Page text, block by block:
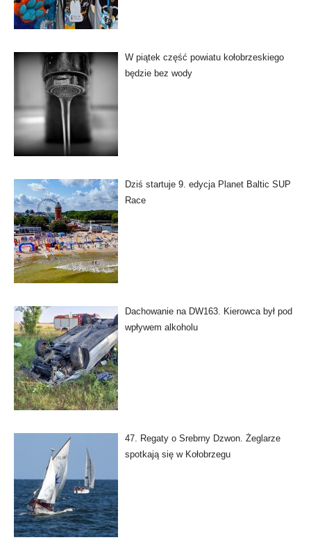
W piątek część powiatu kołobrzeskiego
będzie bez wody
Dziś startuje 9. edycja Planet Baltic SUP
Race
Dachowanie na DW163. Kierowca był pod
wpływem alkoholu
47. Regaty o Srebrny Dzwon. Żeglarze
spotkają się w Kołobrzegu